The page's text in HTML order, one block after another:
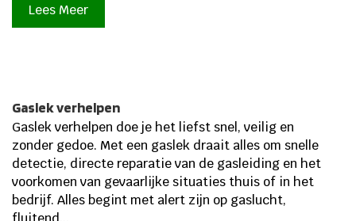
Lees Meer
Gaslek verhelpen
Gaslek verhelpen doe je het liefst snel, veilig en
zonder gedoe. Met een gaslek draait alles om snelle
detectie, directe reparatie van de gasleiding en het
voorkomen van gevaarlijke situaties thuis of in het
bedrijf. Alles begint met alert zijn op gaslucht,